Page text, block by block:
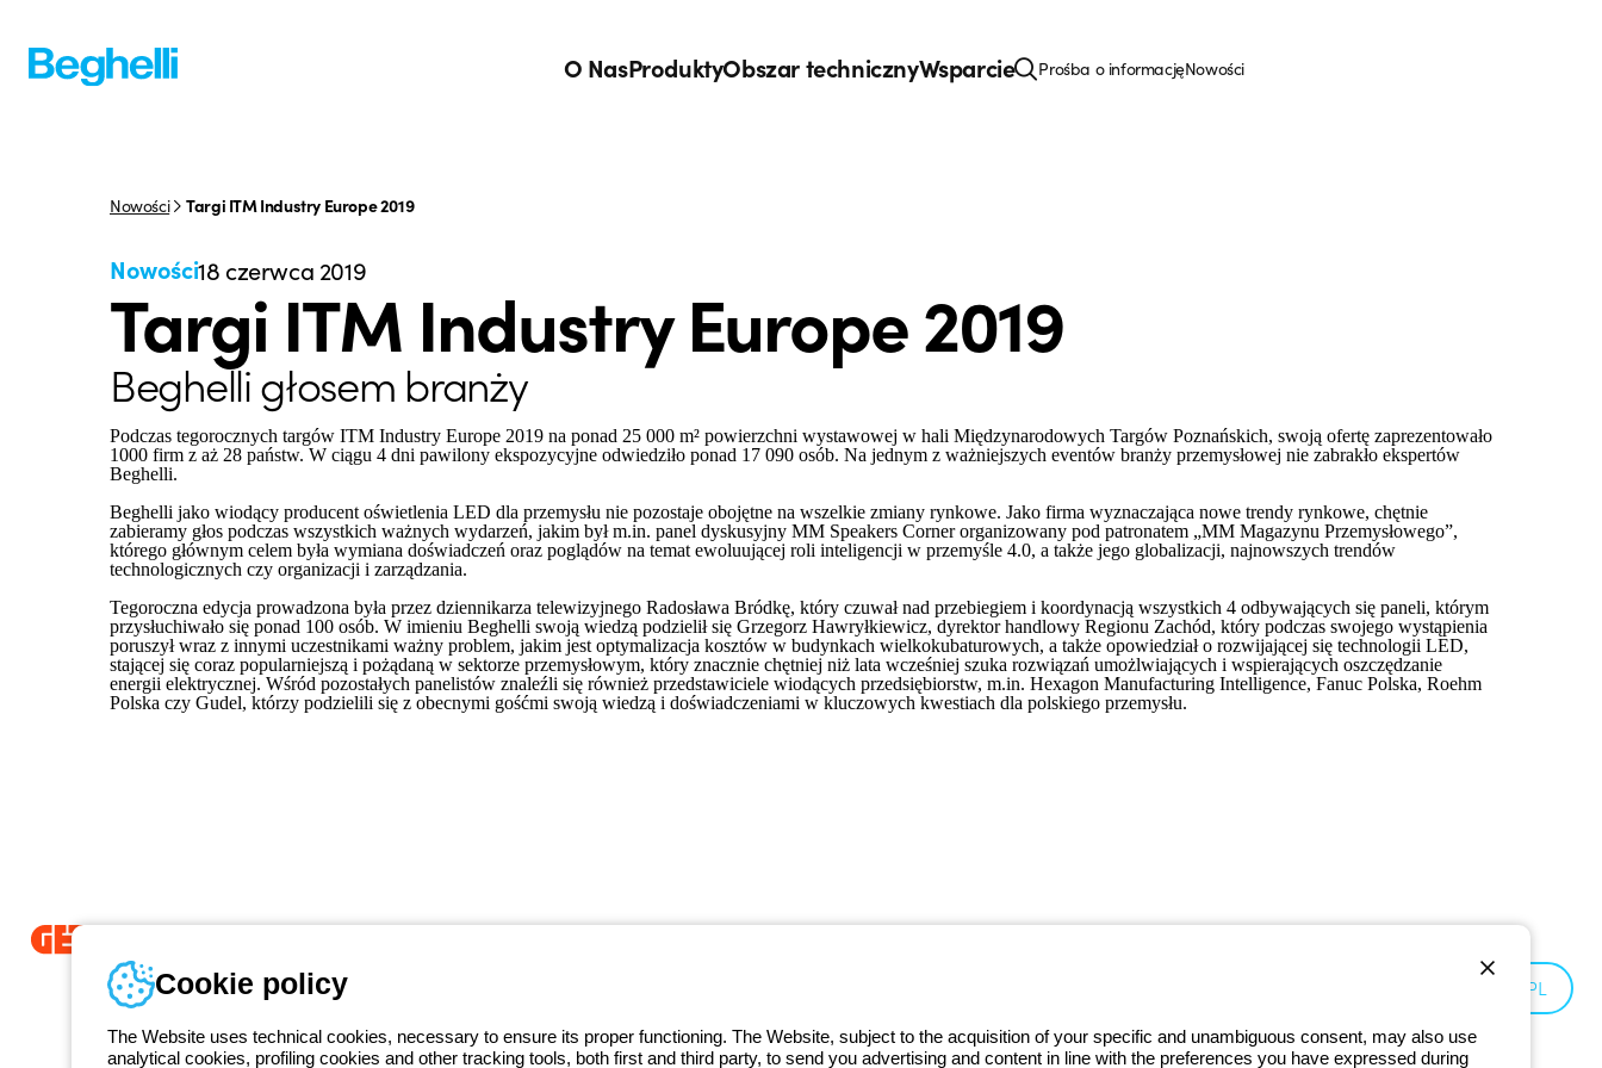
O NasProduktyObszar technicznyWsparcie Prośba o informacjęNowości
Nowości Targi ITM Industry Europe 2019
Nowości18 czerwca 2019
Targi ITM Industry Europe 2019
Beghelli głosem branży
Podczas tegorocznych targów ITM Industry Europe 2019 na ponad 25 000 m² powierzchni wystawowej w hali Międzynarodowych Targów Poznańskich, swoją ofertę zaprezentowało
1000 firm z aż 28 państw. W ciągu 4 dni pawilony ekspozycyjne odwiedziło ponad 17 090 osób. Na jednym z ważniejszych eventów branży przemysłowej nie zabrakło ekspertów
Beghelli.
Beghelli jako wiodący producent oświetlenia LED dla przemysłu nie pozostaje obojętne na wszelkie zmiany rynkowe. Jako firma wyznaczająca nowe trendy rynkowe, chętnie
zabieramy głos podczas wszystkich ważnych wydarzeń, jakim był m.in. panel dyskusyjny MM Speakers Corner organizowany pod patronatem „MM Magazynu Przemysłowego”,
którego głównym celem była wymiana doświadczeń oraz poglądów na temat ewoluującej roli inteligencji w przemyśle 4.0, a także jego globalizacji, najnowszych trendów
technologicznych czy organizacji i zarządzania.
Tegoroczna edycja prowadzona była przez dziennikarza telewizyjnego Radosława Bródkę, który czuwał nad przebiegiem i koordynacją wszystkich 4 odbywających się paneli, którym
przysłuchiwało się ponad 100 osób. W imieniu Beghelli swoją wiedzą podzielił się Grzegorz Hawryłkiewicz, dyrektor handlowy Regionu Zachód, który podczas swojego wystąpienia
poruszył wraz z innymi uczestnikami ważny problem, jakim jest optymalizacja kosztów w budynkach wielkokubaturowych, a także opowiedział o rozwijającej się technologii LED,
stającej się coraz popularniejszą i pożądaną w sektorze przemysłowym, który znacznie chętniej niż lata wcześniej szuka rozwiązań umożlwiających i wspierających oszczędzanie
energii elektrycznej. Wśród pozostałych panelistów znaleźli się również przedstawiciele wiodących przedsiębiorstw, m.in. Hexagon Manufacturing Intelligence, Fanuc Polska, Roehm
Polska czy Gudel, którzy podzielili się z obecnymi gośćmi swoją wiedzą i doświadczeniami w kluczowych kwestiach dla polskiego przemysłu.
Od 2025 roku firma Beghelli jest częścią Grupy GEWISS, działając w ramach ekosystemu GEWISS
LightZone, w którym tworzymy zintegrowane rozwiązania oświetleniowe, przekształcające złożoność w
PL
Cookie policy
The Website uses technical cookies, necessary to ensure its proper functioning. The Website, subject to the acquisition of your specific and unambiguous consent, may also use
analytical cookies, profiling cookies and other tracking tools, both first and third party, to send you advertising and content in line with the preferences you have expressed during